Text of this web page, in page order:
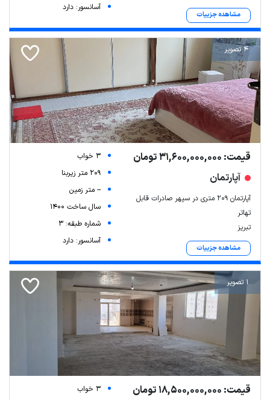
مشاهده جزییات
آسانسور: دارد
4 تصویر
قیمت: 31,600,000,000 تومان
آپارتمان
آپارتمان ۲۰۹ متری در سپهر صادرات قابل
تهاتر
تبریز
مشاهده جزییات
3 خواب
209 متر زیربنا
-- متر زمین
سال ساخت 1400
شماره طبقه: 3
آسانسور: دارد
1 تصویر
قیمت: 18,500,000,000 تومان
3 خواب